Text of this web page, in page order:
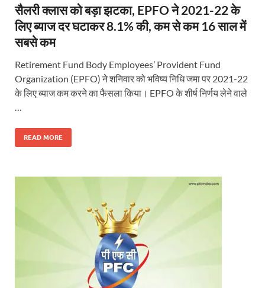
सैलरी क्लास को बड़ा झटका, EPFO ने 2021-22 के
लिए ब्याज दर घटाकर 8.1% की, कम से कम 16 साल में
सबसे कम
Retirement Fund Body Employees’ Provident Fund
Organization (EPFO) ने शनिवार को भविष्य निधि जमा पर 2021-22
के लिए ब्याज कम करने का फैसला किया। EPFO के शीर्ष निर्णय लेने वाले
READ MORE